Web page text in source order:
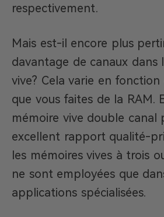
respectivement.
Mais est-il encore plus
davantage de canaux dans
vive? Cela varie en
que vous faites de la RAM.
mémoire vive double canal
excellent rapport qualité-
les mémoires vives à trois
ne sont employées que
applications spécialisées.